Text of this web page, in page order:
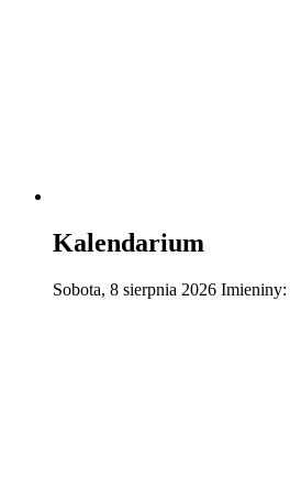
Kalendarium
Sobota, 8 sierpnia 2026 Imieniny: